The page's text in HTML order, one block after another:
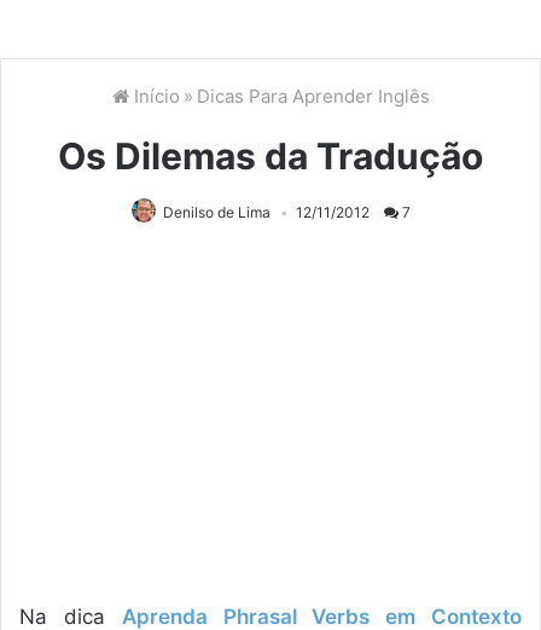
Início » Dicas Para Aprender Inglês
Os Dilemas da Tradução
Denilso de Lima 12/11/2012 7
Na dica Aprenda Phrasal Verbs em Contexto